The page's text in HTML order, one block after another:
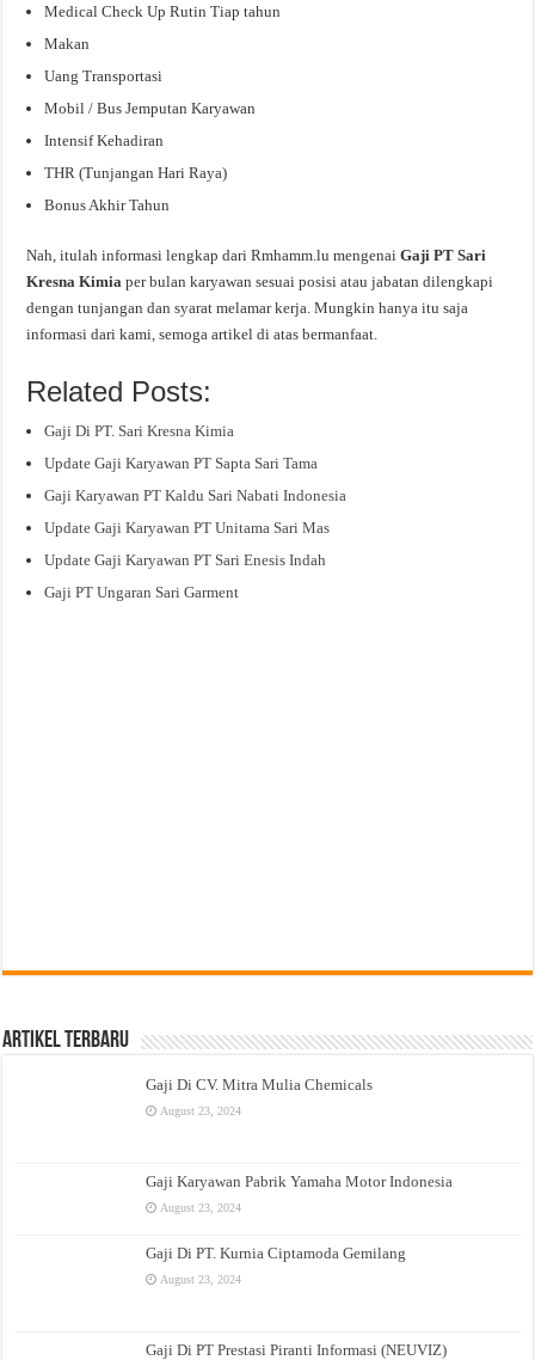
Medical Check Up Rutin Tiap tahun
Makan
Uang Transportasi
Mobil / Bus Jemputan Karyawan
Intensif Kehadiran
THR (Tunjangan Hari Raya)
Bonus Akhir Tahun
Nah, itulah informasi lengkap dari Rmhamm.lu mengenaiGaji PT Sari
Kresna Kimiaper bulan karyawan sesuai posisi atau jabatan dilengkapi
dengan tunjangan dan syarat melamar kerja. Mungkin hanya itu saja
informasi dari kami, semoga artikel di atas bermanfaat.
Related Posts:
Gaji Di PT. Sari Kresna Kimia
Update Gaji Karyawan PT Sapta Sari Tama
Gaji Karyawan PT Kaldu Sari Nabati Indonesia
Update Gaji Karyawan PT Unitama Sari Mas
Update Gaji Karyawan PT Sari Enesis Indah
Gaji PT Ungaran Sari Garment
Artikel Terbaru
Gaji Di CV. Mitra Mulia Chemicals
August 23, 2024
Gaji Karyawan Pabrik Yamaha Motor Indonesia
August 23, 2024
Gaji Di PT. Kurnia Ciptamoda Gemilang
August 23, 2024
Gaji Di PT Prestasi Piranti Informasi (NEUVIZ)